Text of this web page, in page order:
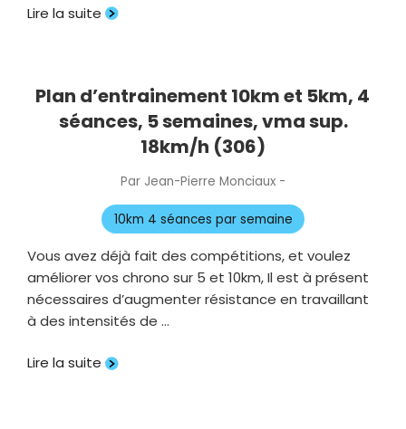
Lire la suite
Plan d’entrainement 10km et 5km, 4
séances, 5 semaines, vma sup.
18km/h (306)
Par Jean-Pierre Monciaux -
le
10km 4 séances par semaine
Vous avez déjà fait des compétitions, et voulez
améliorer vos chrono sur 5 et 10km, Il est à présent
nécessaires d’augmenter résistance en travaillant
à des intensités de …
Lire la suite